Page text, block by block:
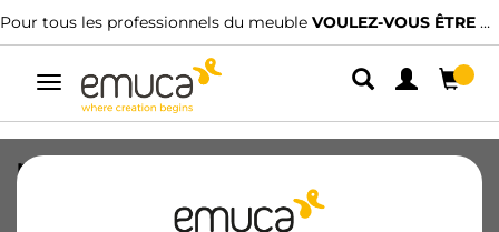
Pour tous les professionnels du meuble VOULEZ-VOUS ÊTRE CLIENT ?
Alterner
navigation
range-couverts Optima pour tiroir
universel, module 400mm, Plastique,
Gris, 20 unités.